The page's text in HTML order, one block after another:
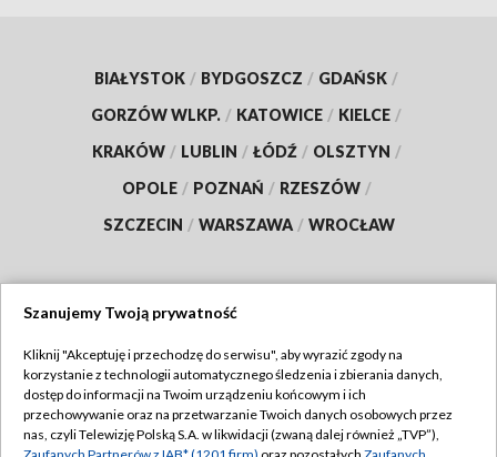
BIAŁYSTOK / BYDGOSZCZ / GDAŃSK /
GORZÓW WLKP. / KATOWICE / KIELCE /
KRAKÓW / LUBLIN / ŁÓDŹ / OLSZTYN /
OPOLE / POZNAŃ / RZESZÓW /
SZCZECIN / WARSZAWA / WROCŁAW
TVP
Abonament TVP
Emisja w TVP
Regulamin TVP
Szanujemy Twoją prywatność
Kliknij "Akceptuję i przechodzę do serwisu", aby wyrazić zgody na
korzystanie z technologii automatycznego śledzenia i zbierania danych,
dostęp do informacji na Twoim urządzeniu końcowym i ich
przechowywanie oraz na przetwarzanie Twoich danych osobowych przez
nas, czyli Telewizję Polską S.A. w likwidacji (zwaną dalej również „TVP”),